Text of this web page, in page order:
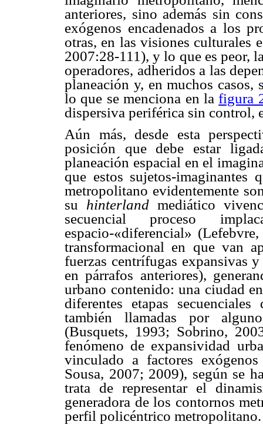
anteriores, sino además sin
exógenos encadenados a los
otras, en las visiones culturales
2007:28-111), y lo que es peor,
operadores, adheridos a las
planeación y, en muchos
lo que se menciona en lafigura
dispersiva periférica sin control,
Aún más, desde esta
posición que debe estar
planeación espacial en el
que estos sujetos-imaginantes
metropolitano evidentemente
su hinterlandmediático
secuencial proceso
espacio-«diferencial» (Lefebvre,
transformacional en que van
fuerzas centrífugas expansivas
en párrafos anteriores),
urbano contenido: una ciudad
diferentes etapas
también llamadas por
(Busquets, 1993; Sobrino,
fenómeno de expansividad
vinculado a factores
Sousa, 2007; 2009), según se
trata de representar el
generadora de los contornos
perfil policéntrico metropolitano.